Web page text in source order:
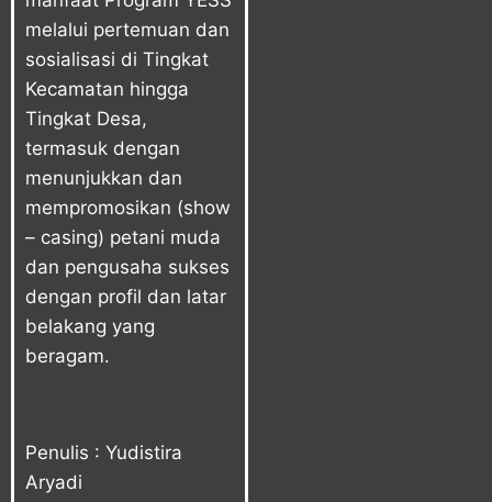
melalui pertemuan dan
sosialisasi di Tingkat
Kecamatan hingga
Tingkat Desa,
termasuk dengan
menunjukkan dan
mempromosikan (show
– casing) petani muda
dan pengusaha sukses
dengan profil dan latar
belakang yang
beragam.
Penulis : Yudistira
Aryadi